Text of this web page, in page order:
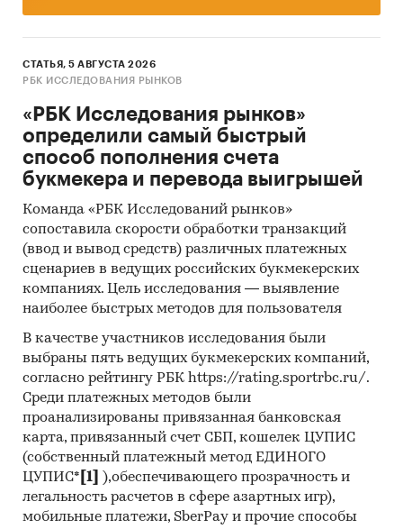
СТАТЬЯ, 5 АВГУСТА 2026
РБК ИССЛЕДОВАНИЯ РЫНКОВ
«РБК Исследования рынков»
определили самый быстрый
способ пополнения счета
букмекера и перевода выигрышей
Команда «РБК Исследований рынков»
сопоставила скорости обработки транзакций
(ввод и вывод средств) различных платежных
сценариев в ведущих российских букмекерских
компаниях. Цель исследования — выявление
наиболее быстрых методов для пользователя
В качестве участников исследования были
выбраны пять ведущих букмекерских компаний,
согласно рейтингу РБК https://rating.sportrbc.ru/.
Среди платежных методов были
проанализированы привязанная банковская
карта, привязанный счет СБП, кошелек ЦУПИС
(собственный платежный метод ЕДИНОГО
ЦУПИС* [1]
),обеспечивающего прозрачность и
легальность расчетов в сфере азартных игр),
мобильные платежи, SberPay и прочие способы